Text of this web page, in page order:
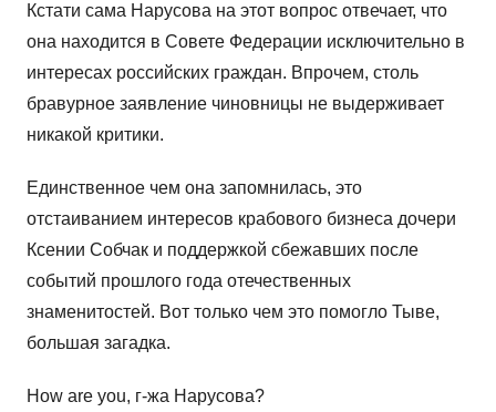
Кстати сама Нарусова на этот вопрос отвечает, что
она находится в Совете Федерации исключительно в
интересах российских граждан. Впрочем, столь
бравурное заявление чиновницы не выдерживает
никакой критики.
Единственное чем она запомнилась, это
отстаиванием интересов крабового бизнеса дочери
Ксении Собчак и поддержкой сбежавших после
событий прошлого года отечественных
знаменитостей. Вот только чем это помогло Тыве,
большая загадка.
How are you, г-жа Нарусова?